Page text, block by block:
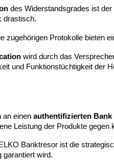
des Widerstandsgrades ist der
drastisch.
zugehörigen Protokolle bieten
wird durch das
und Funktionstüchtigkeit der
an einen authentifizierten Bank
Leistung der Produkte gegen
Banktresor ist die
garantiert wird.